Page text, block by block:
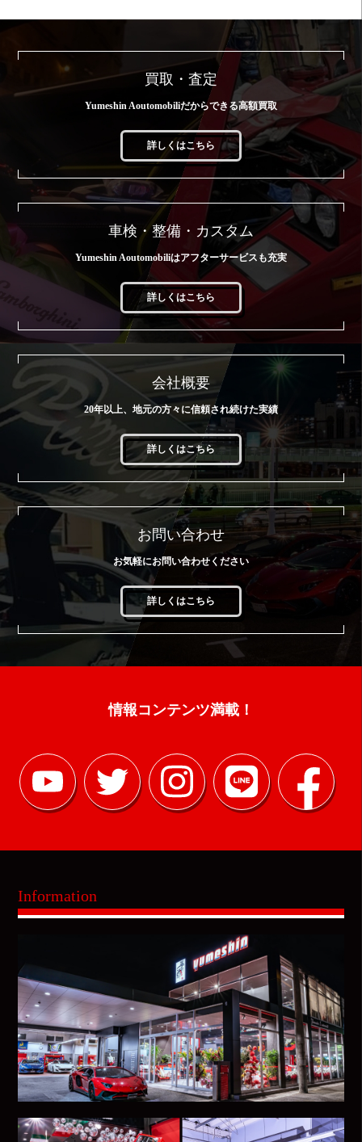
買取・査定
Yumeshin Aoutomobiliだからできる高額買取
詳しくはこちら
車検・整備・カスタム
Yumeshin Aoutomobiliはアフターサービスも充実
詳しくはこちら
会社概要
20年以上、地元の方々に信頼され続けた実績
詳しくはこちら
お問い合わせ
お気軽にお問い合わせください
詳しくはこちら
情報コンテンツ満載！
Information